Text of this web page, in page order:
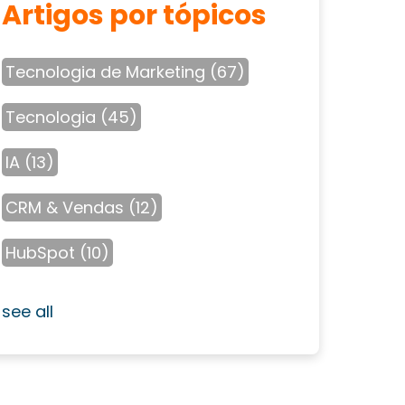
Artigos por tópicos
Tecnologia de Marketing (67)
Tecnologia (45)
IA (13)
CRM & Vendas (12)
HubSpot (10)
see all